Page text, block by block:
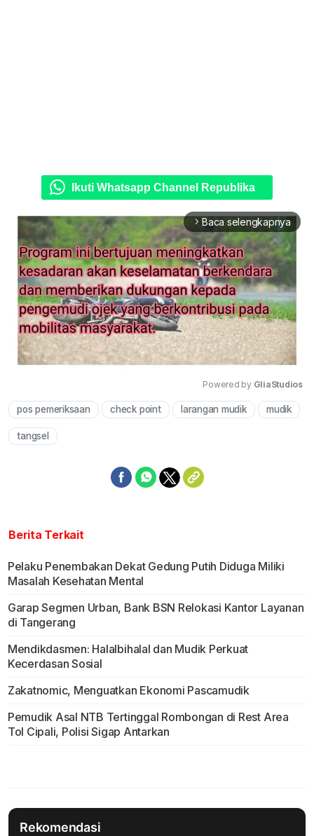
Ikuti Whatsapp Channel Republika
arrow_forward_ios Baca selengkapnya
Mute
Powered by GliaStudios
pos pemeriksaan check point larangan mudik mudik
tangsel
Berita Terkait
Pelaku Penembakan Dekat Gedung Putih Diduga Miliki
Masalah Kesehatan Mental
Garap Segmen Urban, Bank BSN Relokasi Kantor Layanan
di Tangerang
Mendikdasmen: Halalbihalal dan Mudik Perkuat
Kecerdasan Sosial
Zakatnomic, Menguatkan Ekonomi Pascamudik
Pemudik Asal NTB Tertinggal Rombongan di Rest Area
Tol Cipali, Polisi Sigap Antarkan
Rekomendasi